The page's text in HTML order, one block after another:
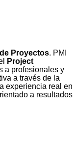
Proyectos. PMI
Project
a profesionales y
a través de la
experiencia real en
a resultados